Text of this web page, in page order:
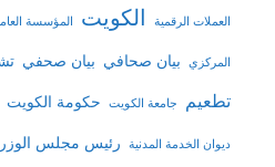
العملات الرقمية الكويت المؤسسة
المركزي بيان صحافي بيان صحفي
تطعيم جامعة الكويت حكومة الكويت
ديوان الخدمة المدنية رئيس مجلس